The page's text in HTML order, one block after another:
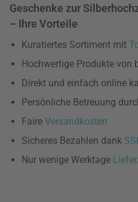
Geschenke zur
– Ihre Vorteile
Kuratiertes Sortiment mit
Hochwertige Produkte von
Direkt und einfach online
Persönliche Betreuung
Faire Versandkosten
Sicheres Bezahlen dank
Nur wenige Werktage